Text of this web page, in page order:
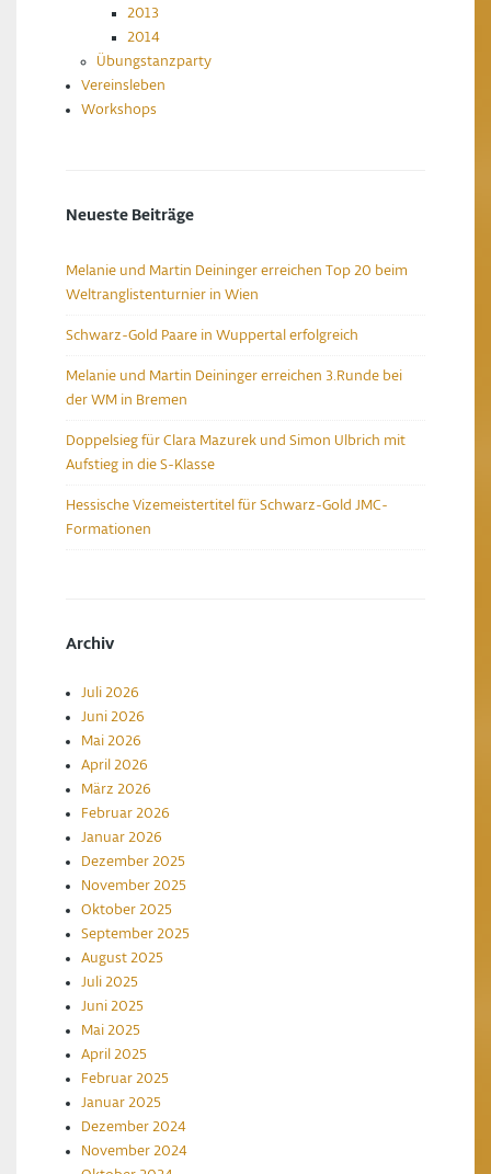
2013
2014
Übungstanzparty
Vereinsleben
Workshops
Neueste Beiträge
Melanie und Martin Deininger erreichen Top 20 beim
Weltranglistenturnier in Wien
Schwarz-Gold Paare in Wuppertal erfolgreich
Melanie und Martin Deininger erreichen 3.Runde bei
der WM in Bremen
Doppelsieg für Clara Mazurek und Simon Ulbrich mit
Aufstieg in die S-Klasse
Hessische Vizemeistertitel für Schwarz-Gold JMC-
Formationen
Archiv
Juli 2026
Juni 2026
Mai 2026
April 2026
März 2026
Februar 2026
Januar 2026
Dezember 2025
November 2025
Oktober 2025
September 2025
August 2025
Juli 2025
Juni 2025
Mai 2025
April 2025
Februar 2025
Januar 2025
Dezember 2024
November 2024